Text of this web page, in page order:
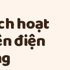
hoạt
điện